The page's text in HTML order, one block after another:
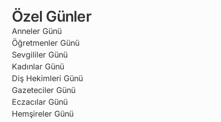
Özel Günler
Anneler Günü
Öğretmenler Günü
Sevgililer Günü
Kadınlar Günü
Diş Hekimleri Günü
Gazeteciler Günü
Eczacılar Günü
Hemşireler Günü